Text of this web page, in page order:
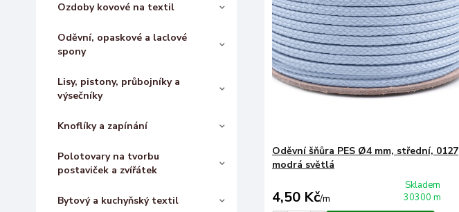
Ozdoby kovové na textil
Oděvní, opaskové a laclové
spony
Lisy, pistony, průbojníky a
výsečníky
Knoflíky a zapínání
Polotovary na tvorbu
postaviček a zvířátek
Bytový a kuchyňský textil
Oděvní šňůra PES Ø4 mm, střední, 0127
modrá světlá
4,50 Kč/m
Skladem
30300 m